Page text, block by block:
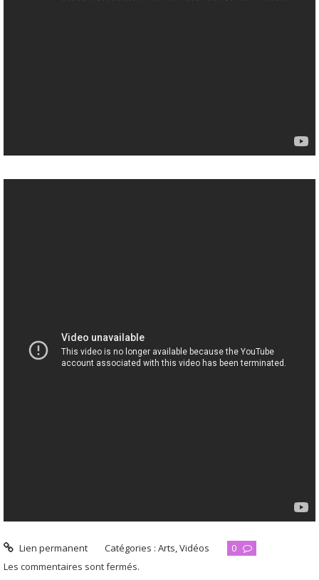
Lien permanent Catégories :Arts ,Vidéos
0
Les commentaires sont fermés.